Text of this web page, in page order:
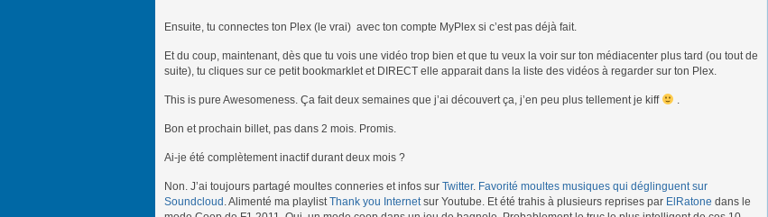
Ensuite, tu connectes ton Plex (le vrai) avec ton compte MyPlex si c’est pas déjà fait.
Et du coup, maintenant, dès que tu vois une vidéo trop bien et que tu veux la voir sur ton médiacenter plus tard (ou tout de
suite), tu cliques sur ce petit bookmarklet et DIRECT elle apparait dans la liste des vidéos à regarder sur ton Plex.
This is pure Awesomeness. Ça fait deux semaines que j’ai découvert ça, j’en peu plus tellement je kiff
Bon et prochain billet, pas dans 2 mois. Promis.
Ai-je été complètement inactif durant deux mois ?
Non. J’ai toujours partagé moultes conneries et infos sur Twitter. Favorité moultes musiques qui déglinguent sur
Soundcloud . Alimenté ma playlist Thank you Internet sur Youtube. Et été trahis à plusieurs reprises par ElRatone dans le